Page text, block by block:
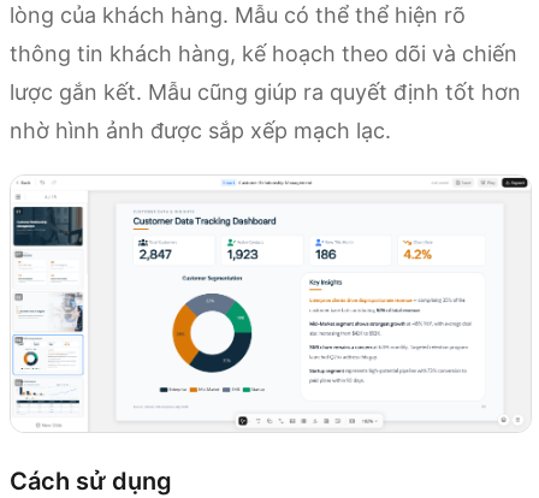
lòng của khách hàng. Mẫu có thể thể hiện rõ
thông tin khách hàng, kế hoạch theo dõi và chiến
lược gắn kết. Mẫu cũng giúp ra quyết định tốt hơn
nhờ hình ảnh được sắp xếp mạch lạc.
Cách sử dụng